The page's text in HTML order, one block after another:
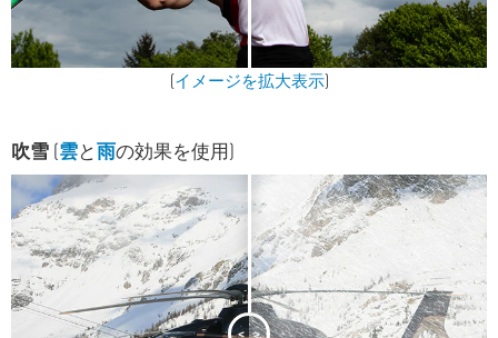
(イメージを拡大表示)
吹雪 (雲と雨の効果を使用)